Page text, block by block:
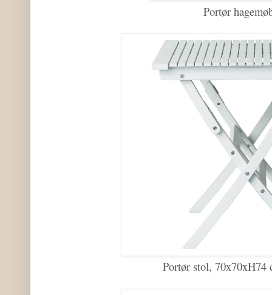
Portør
Portør stol, 70x70xH74